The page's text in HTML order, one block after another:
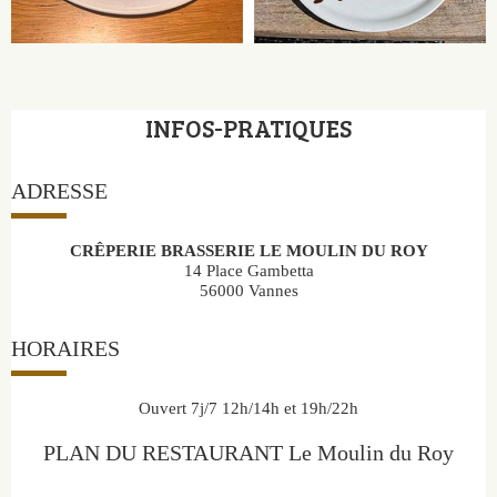
INFOS-PRATIQUES
ADRESSE
CRÊPERIE BRASSERIE LE MOULIN DU ROY
14 Place Gambetta
56000 Vannes
HORAIRES
Ouvert 7j/7 12h/14h et 19h/22h
PLAN DU RESTAURANT Le Moulin du Roy